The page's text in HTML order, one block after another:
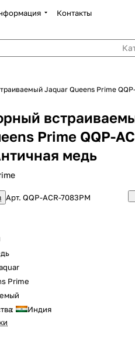
Контакты
Jaquar Queens Prime
Prime QQP-
медь
Арт.QQP-ACR-7083PM
Prime
:
Индия